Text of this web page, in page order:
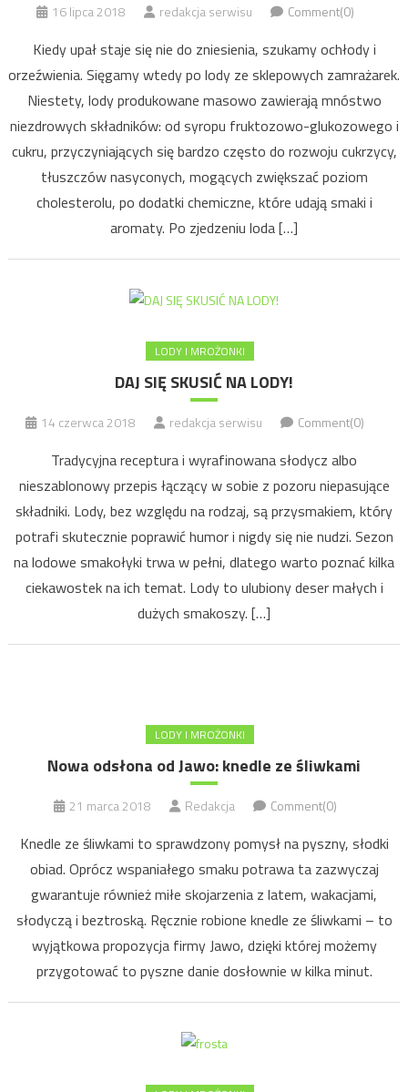
16 lipca 2018 redakcja serwisu Comment(0)
Kiedy upał staje się nie do zniesienia, szukamy ochłody i
orzeźwienia. Sięgamy wtedy po lody ze sklepowych zamrażarek.
Niestety, lody produkowane masowo zawierają mnóstwo
niezdrowych składników: od syropu fruktozowo-glukozowego i
cukru, przyczyniających się bardzo często do rozwoju cukrzycy,
tłuszczów nasyconych, mogących zwiększać poziom
cholesterolu, po dodatki chemiczne, które udają smaki i
aromaty. Po zjedzeniu loda […]
LODY I MROŻONKI
DAJ SIĘ SKUSIĆ NA LODY!
14 czerwca 2018 redakcja serwisu Comment(0)
Tradycyjna receptura i wyrafinowana słodycz albo
nieszablonowy przepis łączący w sobie z pozoru niepasujące
składniki. Lody, bez względu na rodzaj, są przysmakiem, który
potrafi skutecznie poprawić humor i nigdy się nie nudzi. Sezon
na lodowe smakołyki trwa w pełni, dlatego warto poznać kilka
ciekawostek na ich temat. Lody to ulubiony deser małych i
dużych smakoszy. […]
LODY I MROŻONKI
Nowa odsłona od Jawo: knedle ze śliwkami
21 marca 2018 Redakcja Comment(0)
Knedle ze śliwkami to sprawdzony pomysł na pyszny, słodki
obiad. Oprócz wspaniałego smaku potrawa ta zazwyczaj
gwarantuje również miłe skojarzenia z latem, wakacjami,
słodyczą i beztroską. Ręcznie robione knedle ze śliwkami – to
wyjątkowa propozycja firmy Jawo, dzięki której możemy
przygotować to pyszne danie dosłownie w kilka minut.